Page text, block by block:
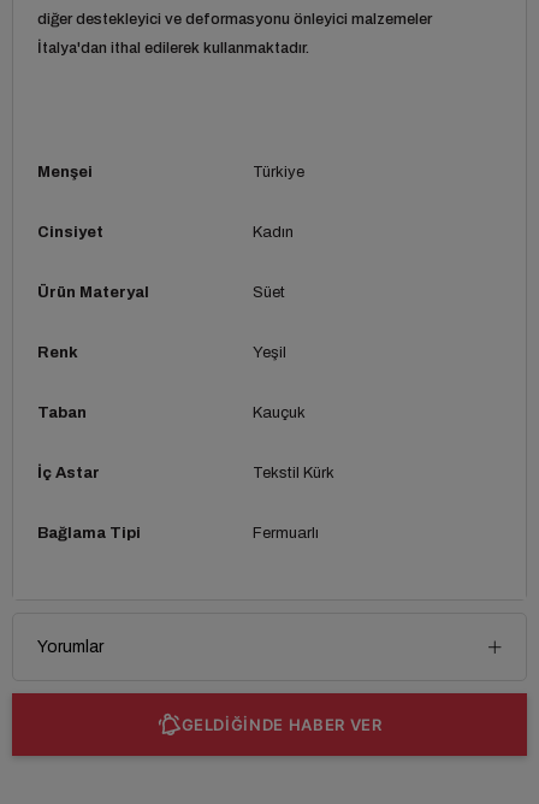
diğer destekleyici ve deformasyonu önleyici malzemeler
İtalya'dan ithal edilerek kullanmaktadır.
Menşei Türkiye
Cinsiyet Kadın
Ürün Materyal Süet
Renk Yeşil
Taban Kauçuk
İç Astar Tekstil Kürk
Bağlama Tipi Fermuarlı
Yorumlar
GELDİĞİNDE HABER VER